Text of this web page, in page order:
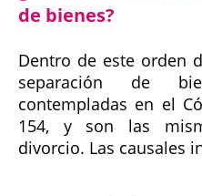
de bienes?
Dentro de este orden
separación de
contempladas en el
154, y son las
divorcio. Las causales